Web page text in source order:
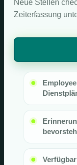
Neue Stellen
Zeiterfassung